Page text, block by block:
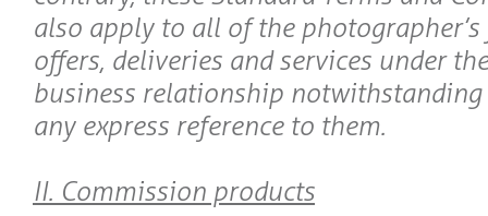
also apply to all of the
offers, deliveries and services under
business relationship notwithstanding
any express reference to them.
II. Commission products